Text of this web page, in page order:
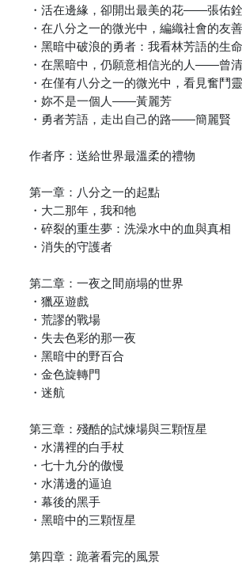
・活在邊緣，卻開出最美的花――張佑銓
・在八分之一的微光中，編織社會的
・黑暗中破浪的勇者：我看林芳語的
・在黑暗中，仍願意相信光的人――曾
・在僅有八分之一的微光中，看見奮
・妳不是一個人――黃麗芳
・勇者芳語，走出自己的路――簡麗賢
作者序：送給世界最溫柔的禮物
第一章：八分之一的起點
・大二那年，我和牠
・碎裂的重生夢：洗澡水中的血與真相
・消失的守護者
第二章：一夜之間崩塌的世界
・獵巫遊戲
・荒謬的戰場
・失去色彩的那一夜
・黑暗中的野百合
・金色旋轉門
・迷航
第三章：殘酷的試煉場與三顆恆星
・水溝裡的白手杖
・七十九分的傲慢
・水溝邊的逼迫
・幕後的黑手
・黑暗中的三顆恆星
第四章：跪著看完的風景